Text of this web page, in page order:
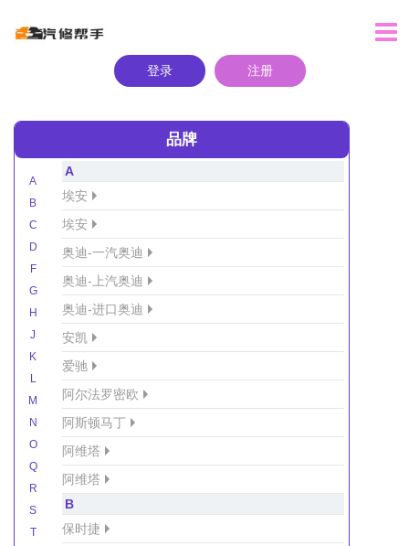
登录 注册
品牌
A
B
C
D
F
G
H
J
K
L
M
N
O
Q
R
S
T
A
埃安
埃安
奥迪-一汽奥迪
奥迪-上汽奥迪
奥迪-进口奥迪
安凯
爱驰
阿尔法罗密欧
阿斯顿马丁
阿维塔
阿维塔
B
保时捷